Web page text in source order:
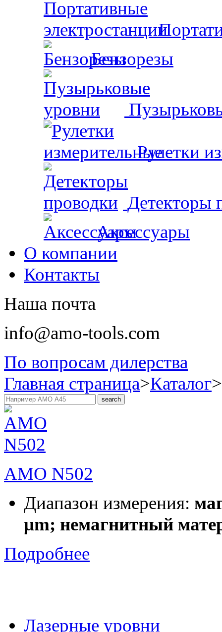
Бензорезы
Рулетки
Детекторы
Аксессуары
О компании
Контакты
Наша почта
info@amo-tools.com
По вопросам дилерства
Главная страница>Каталог>
AMO N502
Диапазон измерения:
μm; немагнитный
Подробнее
Лазерные уровни